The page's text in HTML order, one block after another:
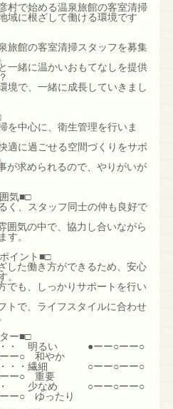
村で始める温泉旅館の客室清掃
域に根ざして働ける環境です
旅館の客室清掃スタッフを募集
一緒に温かいおもてなしを提供
境で、一緒に成長していきまし
を中心に、衛生管理を行いま
適に過ごせる空間づくりをサポ
が求められるので、やりがいが
気■□
く、スタッフ同士の仲も良好で
囲気の中で、協力し合いながら
す。
イント■□
した働き方ができるため、安心
。
でも、しっかりサポートを行い
トで、ライフスタイルに合わせ
ー■□
・・ 明るい ●ーー○ーー○
ーー○ 和やか
・・・繊細 ○ーー○ーー○
ーー○ 重要
・ 少なめ ○ーー○ーー○
ー○ ゆったり